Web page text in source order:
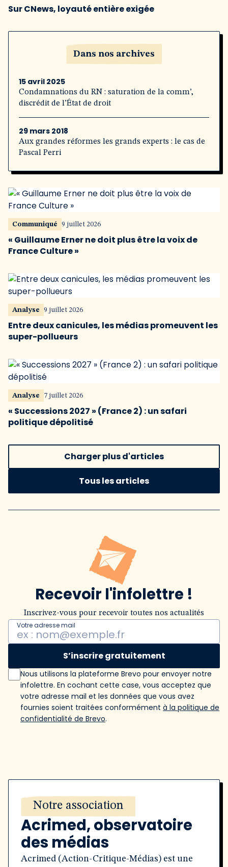
Sur CNews, loyauté entière exigée
Dans nos archives
15 avril 2025
Condamnations du RN : saturation de la comm’,
discrédit de l’État de droit
29 mars 2018
Aux grandes réformes les grands experts : le cas de
Pascal Perri
Communiqué 9 juillet 2026
« Guillaume Erner ne doit plus être la voix de
France Culture »
Analyse 9 juillet 2026
Entre deux canicules, les médias promeuvent les
super-pollueurs
Analyse 7 juillet 2026
« Successions 2027 » (France 2) : un safari
politique dépolitisé
Charger plus d'articles
Tous les articles
Recevoir l'infolettre !
Inscrivez-vous pour recevoir toutes nos actualités
Votre adresse mail
S’inscrire gratuitement
Nous utilisons la plateforme Brevo pour envoyer notre
infolettre. En cochant cette case, vous acceptez que
votre adresse mail et les données que vous avez
fournies soient traitées conformément à la politique de
confidentialité de Brevo.
Notre association
Acrimed, observatoire
des médias
Acrimed (Action-Critique-Médias) est une